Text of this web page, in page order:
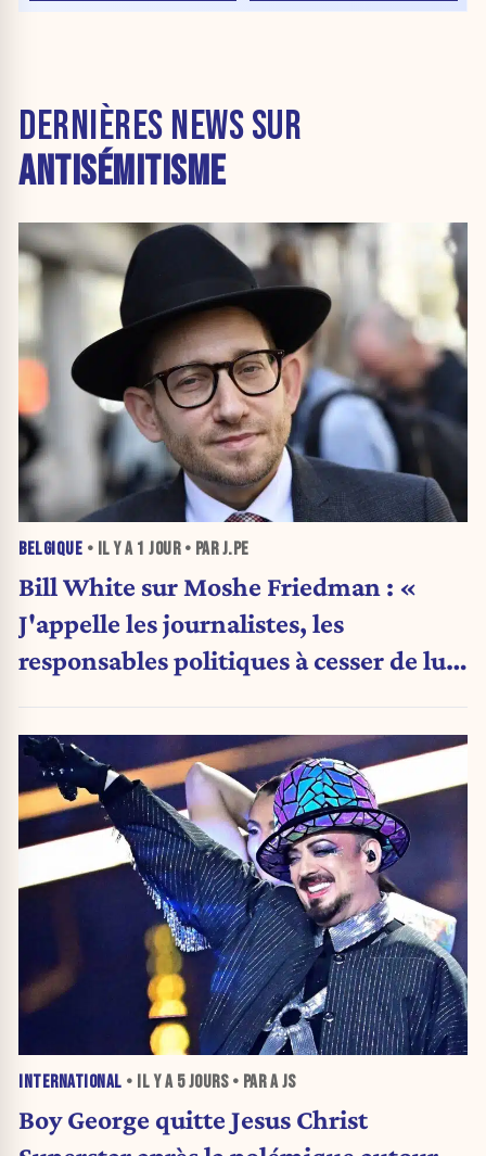
DERNIÈRES NEWS SUR
ANTISÉMITISME
BELGIQUE • IL Y A 1 JOUR• PAR J.PE
Bill White sur Moshe Friedman : «
J'appelle les journalistes, les
responsables politiques à cesser de lui
INTERNATIONAL • IL Y A 5 JOURS• PAR A JS
Boy George quitte Jesus Christ